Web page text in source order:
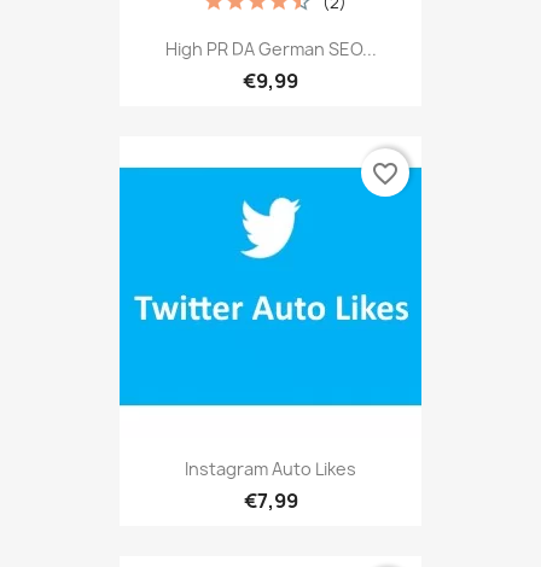
High PR DA German SEO...
€9,99
Instagram Auto Likes
€7,99
favorite_border